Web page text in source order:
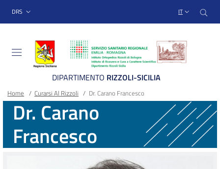
Sito Web Istituto
menu top-bar
DRS IT
DIPARTIMENTO RIZZOLI-SICILIA
Main container
Briciole
di
pane
Home / Curarsi Al Rizzoli / Dr. Carano Francesco
Dr. Carano
Francesco